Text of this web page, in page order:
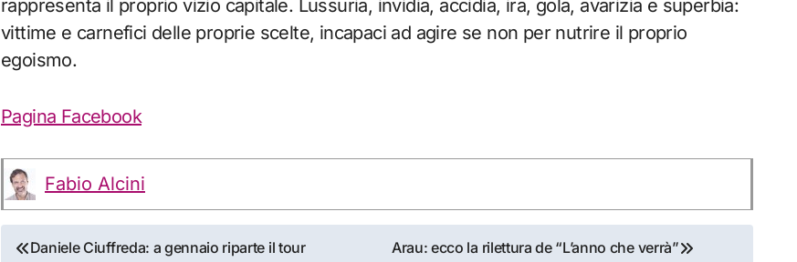
rappresenta il proprio vizio capitale. Lussuria, invidia, accidia, ira, gola, avarizia e superbia:
vittime e carnefici delle proprie scelte, incapaci ad agire se non per nutrire il proprio
egoismo.
Pagina Facebook
Fabio Alcini
Navigazione
Daniele Ciuffreda: a gennaio riparte il tour Arau: ecco la rilettura de “L’anno che verrà”